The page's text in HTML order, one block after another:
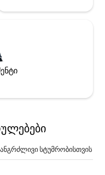
სტუმრობისთვის